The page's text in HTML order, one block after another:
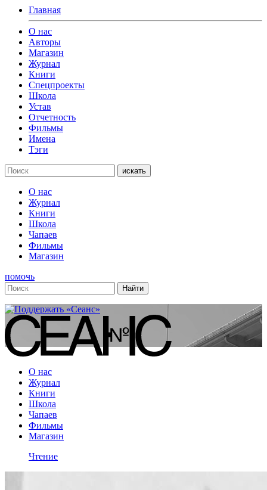
Главная
О нас
Авторы
Магазин
Журнал
Книги
Спецпроекты
Школа
Устав
Отчетность
Фильмы
Имена
Тэги
искать
О нас
Журнал
Книги
Школа
Чапаев
Фильмы
Магазин
помочь
О нас
Журнал
Книги
Школа
Чапаев
Фильмы
Магазин
Чтение